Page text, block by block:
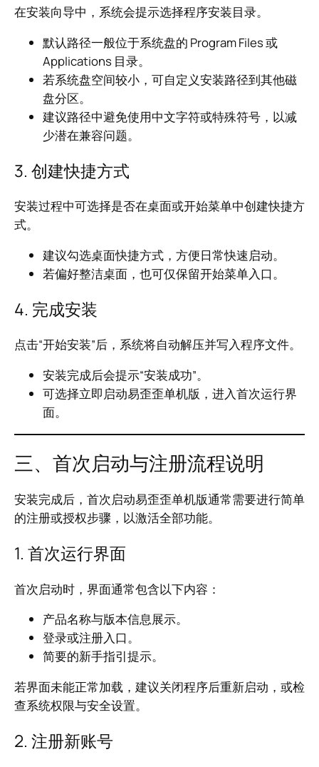
在安装向导中，系统会提示选择程序安装目录。
默认路径一般位于系统盘的 Program Files 或
Applications 目录。
若系统盘空间较小，可自定义安装路径到其他磁
盘分区。
建议路径中避免使用中文字符或特殊符号，以减
少潜在兼容问题。
3. 创建快捷方式
安装过程中可选择是否在桌面或开始菜单中创建快捷方
式。
建议勾选桌面快捷方式，方便日常快速启动。
若偏好整洁桌面，也可仅保留开始菜单入口。
4. 完成安装
点击“开始安装”后，系统将自动解压并写入程序文件。
安装完成后会提示“安装成功”。
可选择立即启动易歪歪单机版，进入首次运行界
面。
三、首次启动与注册流程说明
安装完成后，首次启动易歪歪单机版通常需要进行简单
的注册或授权步骤，以激活全部功能。
1. 首次运行界面
首次启动时，界面通常包含以下内容：
产品名称与版本信息展示。
登录或注册入口。
简要的新手指引提示。
若界面未能正常加载，建议关闭程序后重新启动，或检
查系统权限与安全设置。
2. 注册新账号